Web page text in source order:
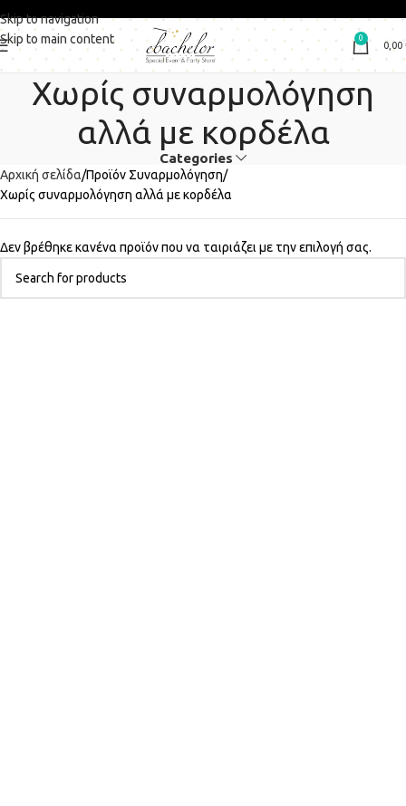
Skip to navigation
Skip to main content
0
0,00
Χωρίς συναρμολόγηση
αλλά με κορδέλα
Categories
Αρχική σελίδα Προϊόν Συναρμολόγηση
Χωρίς συναρμολόγηση αλλά με κορδέλα
Δεν βρέθηκε κανένα προϊόν που να ταιριάζει με την επιλογή σας.